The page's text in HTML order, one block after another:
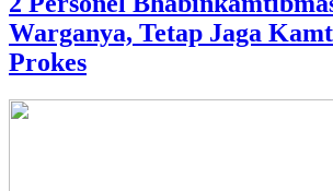
Warganya, Tetap Jaga
Prokes